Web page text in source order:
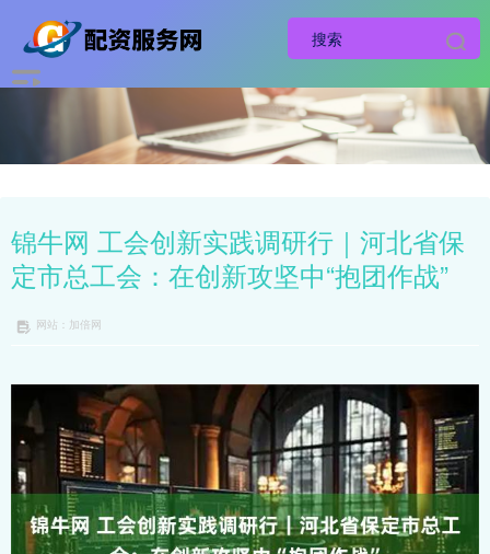
锦牛网 工会创新实践调研行｜河北省保
定市总工会：在创新攻坚中“抱团作战”
网站：加倍网